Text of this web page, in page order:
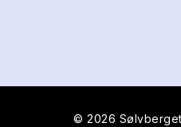
© 2026